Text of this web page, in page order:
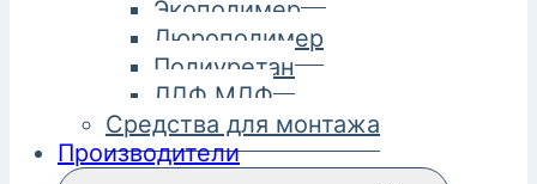
Экополимер
Дюрополимер
Полиуретан
ЛДФ МДФ
Средства для монтажа
Производители